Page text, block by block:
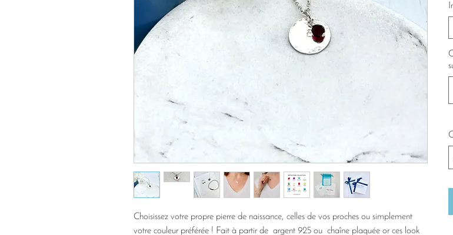
Choisissez votre propre pierre de naissance, celles de vos proches ou simplement
votre couleur préférée ! Fait à partir de argent 925 ou chaîne plaquée or ces look